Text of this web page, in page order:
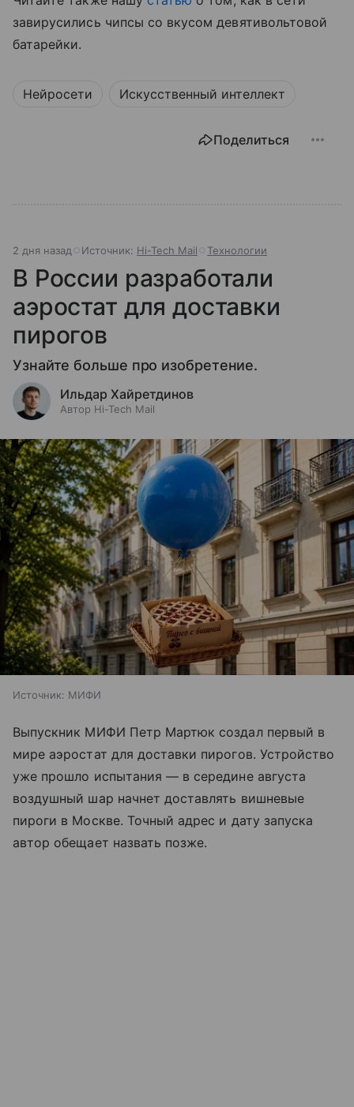
завирусились чипсы со вкусом девятивольтовой
батарейки.
Нейросети Искусственный интеллект
Поделиться
2 дня назад Источник: Hi-Tech Mail Технологии
В России разработали
аэростат для доставки
пирогов
Узнайте больше про изобретение.
Ильдар Хайретдинов
Автор Hi-Tech Mail
Источник: МИФИ
Выпускник МИФИ Петр Мартюк создал первый в
мире аэростат для доставки пирогов. Устройство
уже прошло испытания — в середине августа
воздушный шар начнет доставлять вишневые
пироги в Москве. Точный адрес и дату запуска
автор обещает назвать позже.